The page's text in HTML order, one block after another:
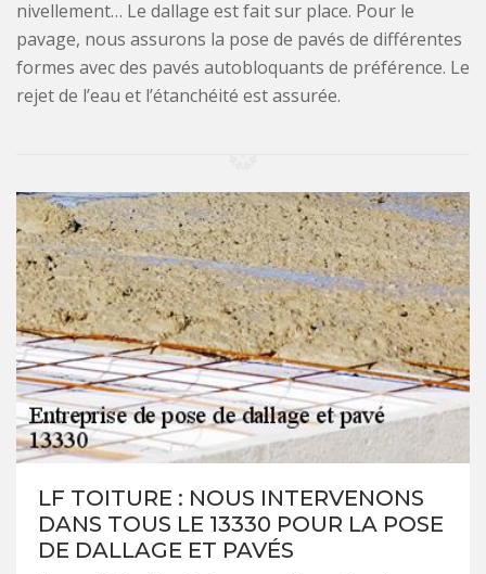
nivellement… Le dallage est fait sur place. Pour le
pavage, nous assurons la pose de pavés de différentes
formes avec des pavés autobloquants de préférence. Le
rejet de l’eau et l’étanchéité est assurée.
LF TOITURE : NOUS INTERVENONS
DANS TOUS LE 13330 POUR LA POSE
DE DALLAGE ET PAVÉS